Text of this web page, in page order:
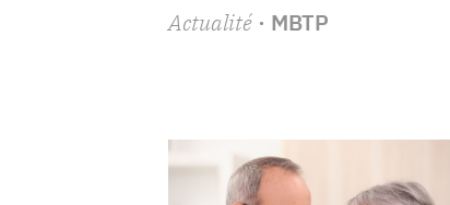
Actualité · MBTP